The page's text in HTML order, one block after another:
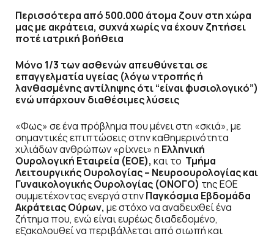
Περισσότερα από 500.000 άτομα ζουν στη χώρα
μας με ακράτεια, συχνά χωρίςνα έχουν ζητήσει
ποτέ ιατρική βοήθεια
Μόνο 1/3 των ασθενών απευθύνεται σε
επαγγελματία υγείας (λόγω ντροπής ή
λανθασμένης αντίληψης ότι “είναι φυσιολογικό”)
ενώ υπάρχουν διαθέσιμες λύσεις
«Φως» σε ένα πρόβλημα που μένει στη «σκιά», με
σημαντικές επιπτώσεις στην καθημερινότητα
χιλιάδων ανθρώπων «ρίχνει» η Ελληνική
Ουρολογική Εταιρεία (ΕΟΕ), και το Τμήμα
Λειτουργικής Ουρολογίας – Νευροουρολογίας και
Γυναικολογικής Ουρολογίας (ΟΝΟΓΟ) της ΕΟΕ
συμμετέχοντας ενεργά στηνΠαγκόσμια Εβδομάδα
Ακράτειας Ούρων, με στόχο να αναδειχθεί ένα
ζήτημα που, ενώ είναι ευρέως διαδεδομένο,
εξακολουθεί να περιβάλλεται από σιωπή και